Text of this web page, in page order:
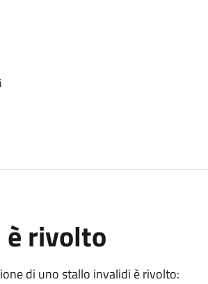
è rivolto
di uno stallo invalidi è rivolto: